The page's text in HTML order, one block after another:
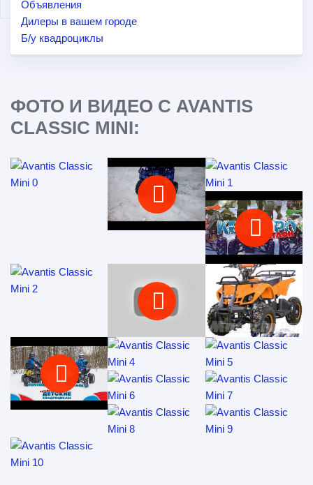
Объявления
Дилеры в вашем городе
Б/у квадроциклы
ФОТО И ВИДЕО С AVANTIS
CLASSIC MINI: